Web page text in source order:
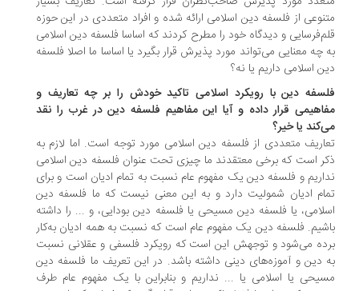
از فلسفه دین اسلامی ارائه شده و افراد متعددی در این حوزه
و دیدگاه خود را مطرح کردند که اساسا فلسفه دین اسلامی
چه معنایی می‌تواند مورد پذیرش قرار بگیرد یا اساسا ما اصلا فلسفه
اسلامی داریم یا نه؟
دین با رویکرد اسلامی تاکید خودش را بر چه تعاریف و
قرار داده و آیا این مفاهیم فلسفه دین در غرب را نقد
یا خیر؟
متعددی از فلسفه دین اسلامی مورد توجه است. اما لازم به
است که برخی معتقدند ما چیزی تحت عنوان فلسفه دین اسلامی
و فلسفه دین یک مفهوم عام نسبت به تمام ادیان است و برای
ادیان شمولیت دارد و به این معنی نیست که ما فلسفه دین
یا فلسفه دین مسیحی یا فلسفه دین بودایی، و ... را داشته
فلسفه دین یک مفهوم عام است که نسبت به همه ادیان به‌کار‌
می‌شود و توجهش این است که رویکرد فلسفی و عقلانی نسبت
دین و آموزه‌های دینی داشته باشد. در این تعریف ما فلسفه دین
یا اسلامی یا ... نداریم و بنابراین با یک مفهوم عام طرف